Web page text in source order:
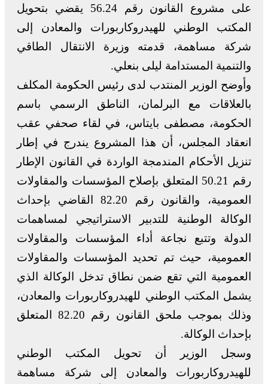
على مشروع القانون رقم 56.24 يقضي بتحويل
المكتب الوطني للهيدروكاربورات والمعادن إلى
شركة مساهمة، قدمته وزيرة الانتقال الطاقي
والتنمية المستدامة ليلى بنعلي.
وأوضح الوزير المنتدب لدى رئيس الحكومة المكلف
بالعلاقات مع البرلمان، الناطق الرسمي باسم
الحكومة، مصطفى بايتاس، في لقاء صحفي عقب
انعقاد المجلس، أن هذا المشروع يندرج في إطار
تنزيل الأحكام المندمجة الواردة في القانون الإطار
رقم 50.21 المتعلق بإصلاح المؤسسات والمقاولات
العمومية، والقانون رقم 82.20 القاضي بإحداث
الوكالة الوطنية للتدبير الاستراتيجي لمساهمات
الدولة وتتبع نجاعة أداء المؤسسات والمقاولات
العمومية، حيث تم تحديد المؤسسات والمقاولات
العمومية التي تقع ضمن نطاق تدخل الوكالة الذي
يشمل المكتب الوطني للهيدروكاربورات والمعادن،
وذلك بموجب ملحق القانون رقم 82.20 المتعلق
بإحداث الوكالة.
وسجل الوزير أن تحويل المكتب الوطني
للهيدروكاربورات والمعادن إلى شركة مساهمة